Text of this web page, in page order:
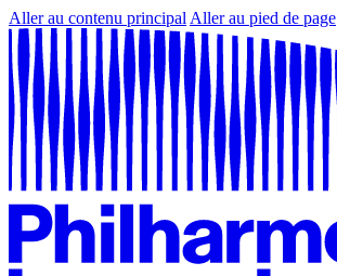
Aller au contenu principal Aller au pied de page